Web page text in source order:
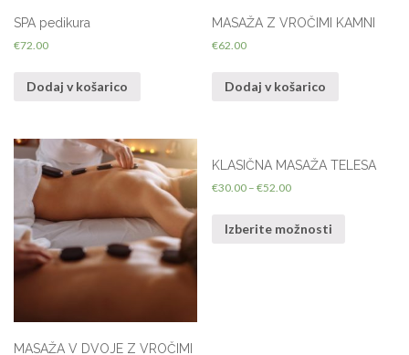
SPA pedikura
€72.00
Dodaj v košarico
MASAŽA Z VROČIMI KAMNI
€62.00
Dodaj v košarico
MASAŽA V DVOJE Z VROČIMI
KLASIČNA MASAŽA TELESA
€30.00 –€52.00
Izberite možnosti